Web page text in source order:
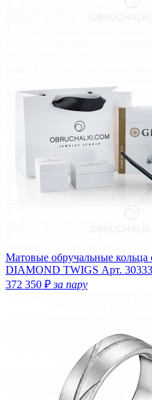
Матовые обручальные кольца
DIAMOND TWIGS Арт. 30333
372 350 ₽за пару